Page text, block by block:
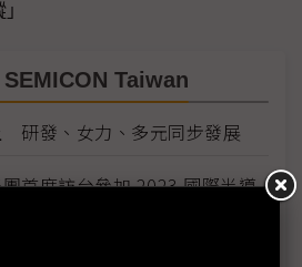
Taiwan
研發、女力、多元同步發展
首度訪台參加 2023 國際半導